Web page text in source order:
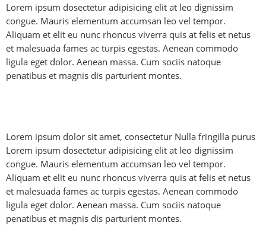
Lorem ipsum dosectetur adipisicing elit at leo dignissim
congue. Mauris elementum accumsan leo vel tempor.
Aliquam et elit eu nunc rhoncus viverra quis at felis et netus
et malesuada fames ac turpis egestas. Aenean commodo
ligula eget dolor. Aenean massa. Cum sociis natoque
penatibus et magnis dis parturient montes.
Lorem ipsum dolor sit amet, consectetur Nulla fringilla purus
Lorem ipsum dosectetur adipisicing elit at leo dignissim
congue. Mauris elementum accumsan leo vel tempor.
Aliquam et elit eu nunc rhoncus viverra quis at felis et netus
et malesuada fames ac turpis egestas. Aenean commodo
ligula eget dolor. Aenean massa. Cum sociis natoque
penatibus et magnis dis parturient montes.